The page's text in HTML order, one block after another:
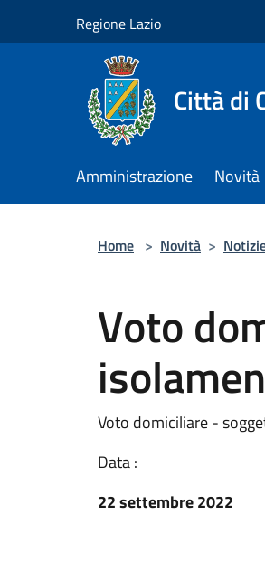
Regione Lazio
Città di
Amministrazione Novità
Home > Novità >
Voto
Voto domiciliare -
Data :
22 settembre 2022